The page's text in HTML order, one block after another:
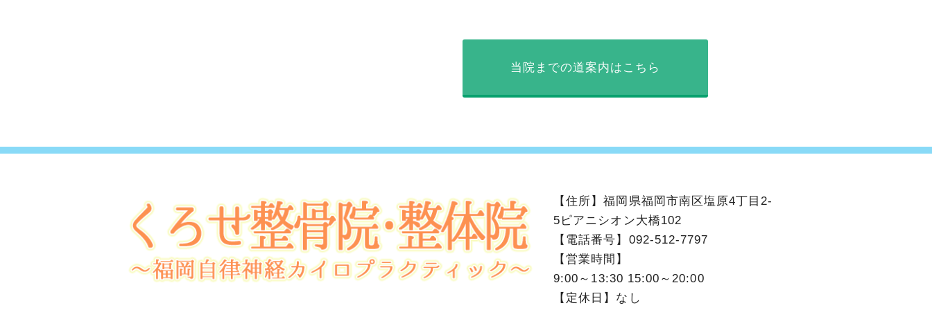
当院までの道案内はこちら
【住所】福岡県福岡市南区塩原4丁目2-
5ピアニシオン大橋102
【電話番号】 092-512-7797
【営業時間】
9:00～13:30 15:00～20:00
【定休日】なし